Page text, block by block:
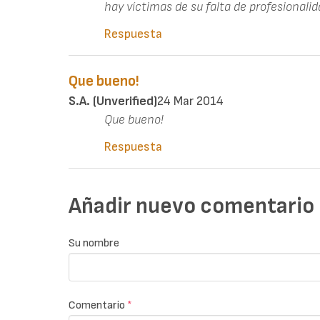
hay víctimas de su falta de
Respuesta
Que bueno!
S.A. (unverified)24 Mar 2014
Que bueno!
Respuesta
Añadir nuevo comentario
Su nombre
Comentario *